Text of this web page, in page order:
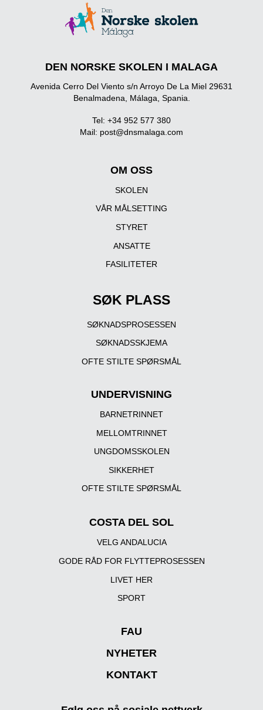
DEN NORSKE SKOLEN I MALAGA
Avenida Cerro Del Viento s/n Arroyo De La Miel 29631
Benalmadena, Málaga, Spania.
Tel: +34 952 577 380
Mail: post@dnsmalaga.com
OM OSS
SKOLEN
VÅR MÅLSETTING
STYRET
ANSATTE
FASILITETER
SØK PLASS
SØKNADSPROSESSEN
SØKNADSSKJEMA
OFTE STILTE SPØRSMÅL
UNDERVISNING
BARNETRINNET
MELLOMTRINNET
UNGDOMSSKOLEN
SIKKERHET
OFTE STILTE SPØRSMÅL
COSTA DEL SOL
VELG ANDALUCIA
GODE RÅD FOR FLYTTEPROSESSEN
LIVET HER
SPORT
FAU
NYHETER
KONTAKT